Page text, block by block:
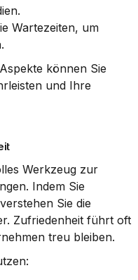
Wartezeiten, um
können Sie
und Ihre
Werkzeug zur
Indem Sie
Sie die
Zufriedenheit führt oft
treu bleiben.